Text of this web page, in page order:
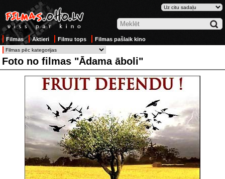
Filmas Aktieri Filmu tops Filmas pašlaik kino
Foto no filmas "Ādama āboli"